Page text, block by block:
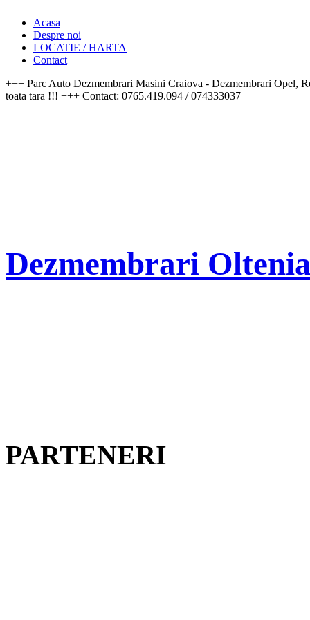
Acasa
Despre noi
LOCATIE / HARTA
Contact
+++ Parc Auto Dezmembrari Masini Craiova - Dezmembrari Opel,
toata tara !!! +++ Contact: 0765.419.094 / 074333037
Dezmembrari
PARTENERI